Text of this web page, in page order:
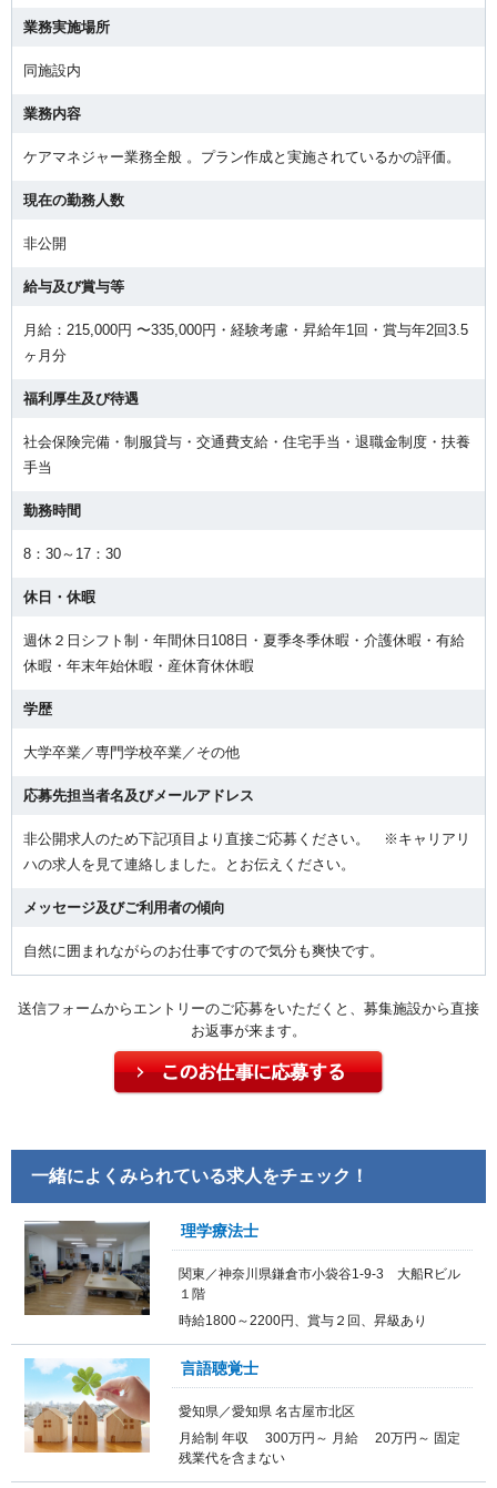
業務実施場所
同施設内
業務内容
ケアマネジャー業務全般 。プラン作成と実施されているかの評価。
現在の勤務人数
非公開
給与及び賞与等
月給：215,000円 〜335,000円・経験考慮・昇給年1回・賞与年2回3.5
ヶ月分
福利厚生及び待遇
社会保険完備・制服貸与・交通費支給・住宅手当・退職金制度・扶養
手当
勤務時間
8：30～17：30
休日・休暇
週休２日シフト制・年間休日108日・夏季冬季休暇・介護休暇・有給
休暇・年末年始休暇・産休育休休暇
学歴
大学卒業／専門学校卒業／その他
応募先担当者名及びメールアドレス
非公開求人のため下記項目より直接ご応募ください。 ※キャリアリ
ハの求人を見て連絡しました。とお伝えください。
メッセージ及びご利用者の傾向
自然に囲まれながらのお仕事ですので気分も爽快です。
送信フォームからエントリーのご応募をいただくと、募集施設から直接
お返事が来ます。
一緒によくみられている求人をチェック！
理学療法士
関東／神奈川県鎌倉市小袋谷1-9-3 大船Rビル
１階
時給1800～2200円、賞与２回、昇級あり
言語聴覚士
愛知県／愛知県 名古屋市北区
月給制 年収 300万円～ 月給 20万円～ 固定
残業代を含まない